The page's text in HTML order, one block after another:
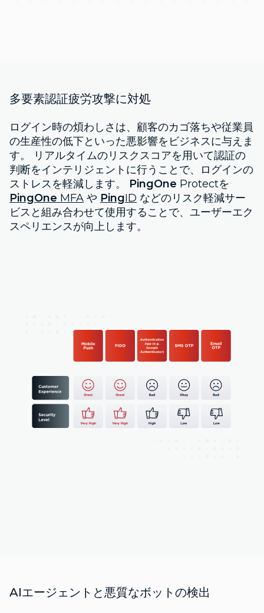
多要素認証疲労攻撃に対処
ログイン時の煩わしさは、顧客のカゴ落ちや従業員
の生産性の低下といった悪影響をビジネスに与えま
す。 リアルタイムのリスクスコアを用いて認証の
判断をインテリジェントに行うことで、ログインの
ストレスを軽減します。 PingOne Protectを
PingOne MFA や PingID などのリスク軽減サー
ビスと組み合わせて使用することで、ユーザーエク
スペリエンスが向上します。
AIエージェントと悪質なボットの検出